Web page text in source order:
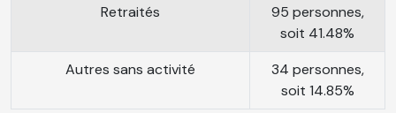
Retraités
95 personnes,
soit 41.48%
Autres sans activité
34 personnes,
soit 14.85%